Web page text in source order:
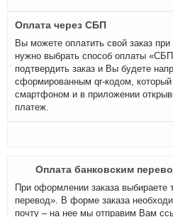
Оплата через СБП
Вы можете оплатить свой заказ
нужно выбрать способ оплаты
подтвердить заказ и Вы будете
сформированным qr-кодом, который
смартфоном и в приложении
платеж.
Оплата банковским
При оформлении заказа выбираете
перевод». В форме заказа
почту – на нее мы отправим Вам